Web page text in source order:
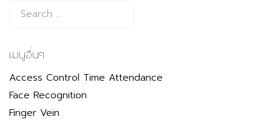
เมนูอื่นๆ
Access Control Time Attendance
Face Recognition
Finger Vein